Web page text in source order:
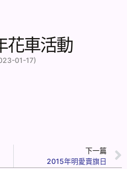
花車活動
01-17)
下一篇
2015年明愛賣旗日